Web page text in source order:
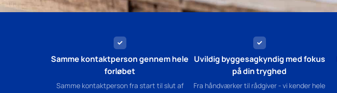
Samme kontaktperson gennem hele
forløbet
Samme kontaktperson fra start til slut af
Uvildig byggesagkyndig med fokus
på din tryghed
Fra håndværker til rådgiver - vi kender hele